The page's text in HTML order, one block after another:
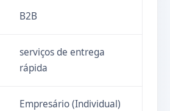
B2B
serviços de entrega
rápida
Empresário (Individual)